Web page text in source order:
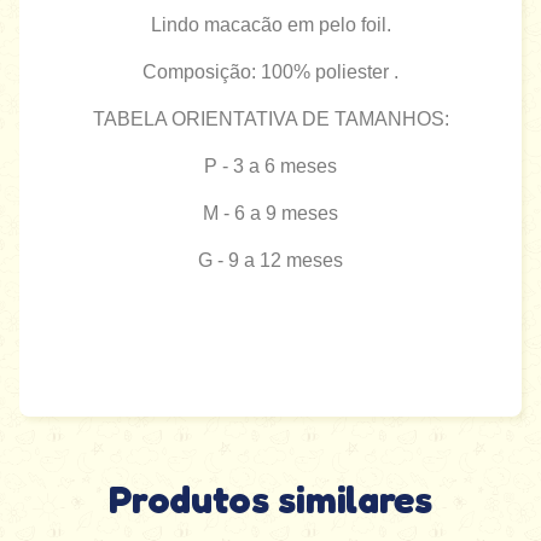
Lindo macacão em pelo foil.
Composição: 100% poliester .
TABELA ORIENTATIVA DE TAMANHOS:
P - 3 a 6 meses
M - 6 a 9 meses
G - 9 a 12 meses
Produtos similares